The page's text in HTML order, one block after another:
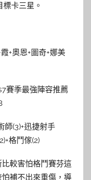
卡三星。
+奧恩+圖奇+娜美
師(3)+迅捷射手
格鬥傢(2)
較害怕格鬥賽芬這
補不出來重傷，導